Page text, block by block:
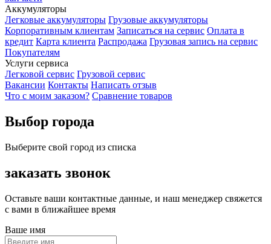
Аккумуляторы
Легковые аккумуляторы Грузовые аккумуляторы
Корпоративным клиентам Записаться на сервис Оплата в
кредит Карта клиента Распродажа Грузовая запись на сервис
Покупателям
Услуги сервиса
Легковой сервис Грузовой сервис
Вакансии Контакты Написать отзыв
Что с моим заказом? Сравнение товаров
Выбор города
Выберите свой город из списка
заказать звонок
Оставьте ваши контактные данные, и наш менеджер свяжется
с вами в ближайшее время
Ваше имя